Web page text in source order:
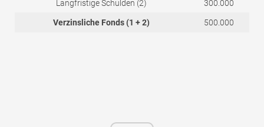
Langfristige Schulden (2) 300.000
Verzinsliche Fonds (1 + 2) 500.000